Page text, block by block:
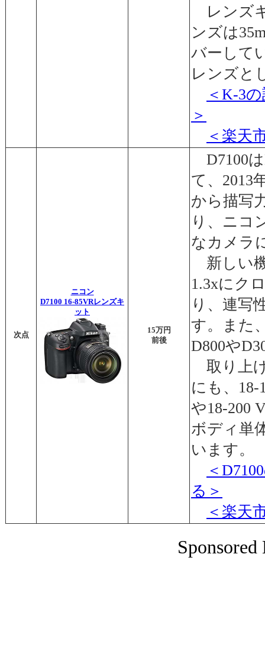
レンズ
ンズは
バーして
レンズと
＜K-3
＞
＜楽天
次点
ニコン
D7100 16-85VRレンズキ
ット
15万円
前後
D7100
て、2013
から描写
り、ニコ
なカメラ
新しい
1.3xにク
り、連写
す。また
D800や
取り上
にも、18-
や18-200
ボディ単
います。
＜
る＞
＜楽天